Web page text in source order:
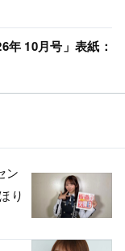
年 10月号」表紙：
ン
り